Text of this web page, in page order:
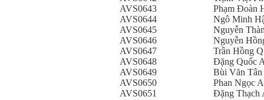
AVS0643
Phạm Đoàn
AVS0644
Ngô Minh
AVS0645
Nguyễn
AVS0646
Nguyễn
AVS0647
Trần Hồng
AVS0648
Đặng Quốc
AVS0649
Bùi Văn Tân
AVS0650
Phan Ngọc
AVS0651
Đặng Thạch